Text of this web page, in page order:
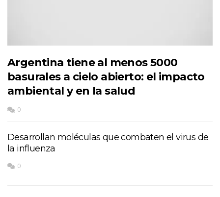
Argentina tiene al menos 5000
basurales a cielo abierto: el impacto
ambiental y en la salud
0
Desarrollan moléculas que combaten el virus de
la influenza
0